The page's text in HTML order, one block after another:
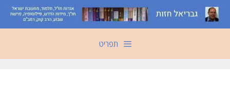
לדלג
לתוכן
תפריט